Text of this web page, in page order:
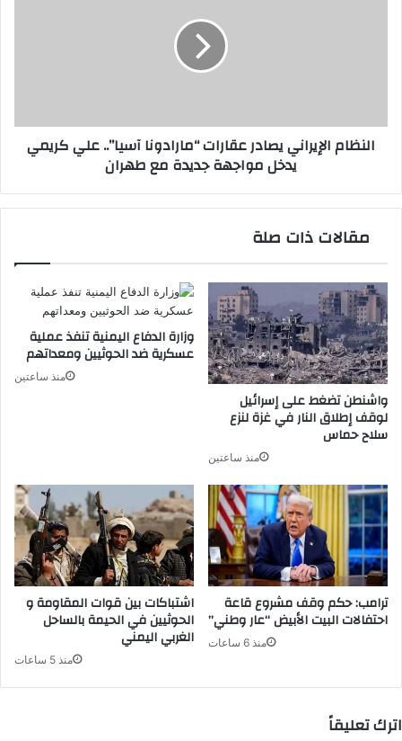
يدخل
مواجهة
النظام الإيراني يصادر عقارات “مارادونا آسيا”.. علي كريمي
يدخل مواجهة جديدة مع طهران
مقالات ذات صلة
وزارة الدفاع اليمنية تنفذ عملية
عسكرية ضد الحوثيين ومعداتهم
منذ ساعتين
واشنطن تضغط على إسرائيل
لوقف إطلاق النار في غزة لنزع
سلاح حماس
منذ ساعتين
اشتباكات بين قوات المقاومة و
الحوثيين في الحيمة بالساحل
الغربي اليمني
منذ 5 ساعات
ترامب: حكم وقف مشروع قاعة
احتفالات البيت الأبيض “عار وطني”
منذ 6 ساعات
اترك تعليقاً